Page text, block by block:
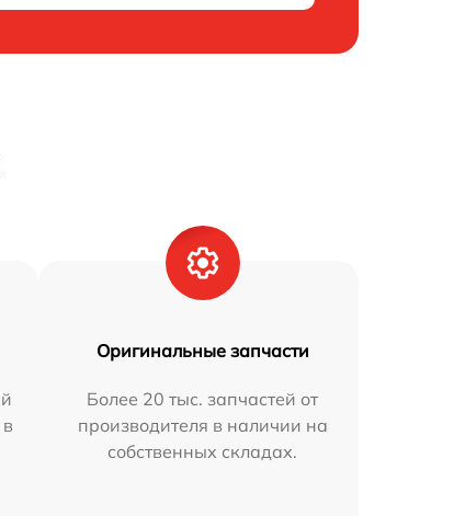
Оригинальные запчасти
Более 20 тыс. запчастей от
производителя в наличии на
собственных складах.